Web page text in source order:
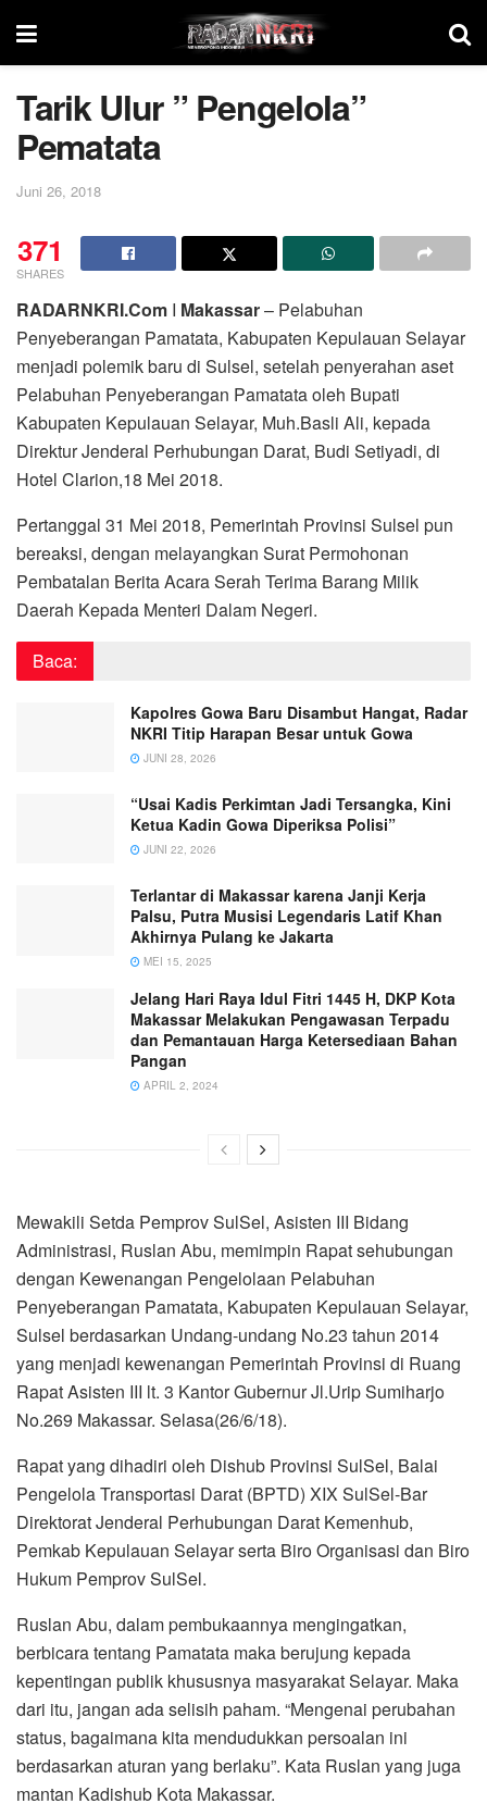
Tarik Ulur ” Pengelola”
Pematata
Juni 26, 2018
371
SHARES
RADARNKRI.Com I Makassar– Pelabuhan
Penyeberangan Pamatata, Kabupaten Kepulauan Selayar
menjadi polemik baru di Sulsel, setelah penyerahan aset
Pelabuhan Penyeberangan Pamatata oleh Bupati
Kabupaten Kepulauan Selayar, Muh.Basli Ali, kepada
Direktur Jenderal Perhubungan Darat, Budi Setiyadi, di
Hotel Clarion,18 Mei 2018.
Pertanggal 31 Mei 2018, Pemerintah Provinsi Sulsel pun
bereaksi, dengan melayangkan Surat Permohonan
Pembatalan Berita Acara Serah Terima Barang Milik
Daerah Kepada Menteri Dalam Negeri.
Baca:
Kapolres Gowa Baru Disambut Hangat, Radar
NKRI Titip Harapan Besar untuk Gowa
JUNI 28, 2026
“Usai Kadis Perkimtan Jadi Tersangka, Kini
Ketua Kadin Gowa Diperiksa Polisi”
JUNI 22, 2026
Terlantar di Makassar karena Janji Kerja
Palsu, Putra Musisi Legendaris Latif Khan
Akhirnya Pulang ke Jakarta
MEI 15, 2025
Jelang Hari Raya Idul Fitri 1445 H, DKP Kota
Makassar Melakukan Pengawasan Terpadu
dan Pemantauan Harga Ketersediaan Bahan
Pangan
APRIL 2, 2024
Mewakili Setda Pemprov SulSel, Asisten III Bidang
Administrasi, Ruslan Abu, memimpin Rapat sehubungan
dengan Kewenangan Pengelolaan Pelabuhan
Penyeberangan Pamatata, Kabupaten Kepulauan Selayar,
Sulsel berdasarkan Undang-undang No.23 tahun 2014
yang menjadi kewenangan Pemerintah Provinsi di Ruang
Rapat Asisten III lt. 3 Kantor Gubernur Jl.Urip Sumiharjo
No.269 Makassar. Selasa(26/6/18).
Rapat yang dihadiri oleh Dishub Provinsi SulSel, Balai
Pengelola Transportasi Darat (BPTD) XIX SulSel-Bar
Direktorat Jenderal Perhubungan Darat Kemenhub,
Pemkab Kepulauan Selayar serta Biro Organisasi dan Biro
Hukum Pemprov SulSel.
Ruslan Abu, dalam pembukaannya mengingatkan,
berbicara tentang Pamatata maka berujung kepada
kepentingan publik khususnya masyarakat Selayar. Maka
dari itu, jangan ada selisih paham. “Mengenai perubahan
status, bagaimana kita mendudukkan persoalan ini
berdasarkan aturan yang berlaku”. Kata Ruslan yang juga
mantan Kadishub Kota Makassar.